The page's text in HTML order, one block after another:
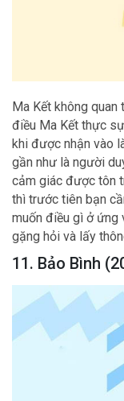
Ma Kết không quan
điều Ma Kết thực
khi được nhận vào
gần như là người
cảm giác được tôn
thì trước tiên bạn
muốn điều gì ở ứng
gặng hỏi và lấy
11. Bảo Bình